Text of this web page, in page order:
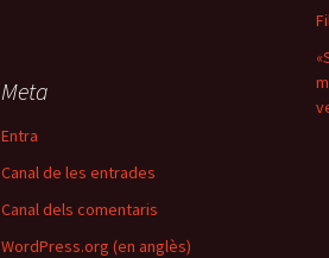
Meta
Entra
Canal de les entrades
Canal dels comentaris
WordPress.org (en anglès)